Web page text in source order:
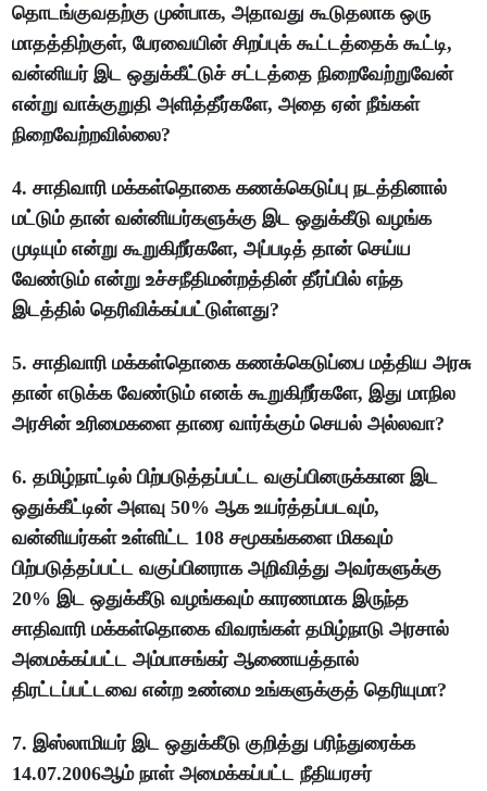
தொடங்குவதற்கு முன்பாக, அதாவது கூடுதலாக ஒரு
மாதத்திற்குள், பேரவையின் சிறப்புக் கூட்டத்தைக் கூட்டி,
வன்னியர் இட ஒதுக்கீட்டுச் சட்டத்தை நிறைவேற்றுவேன்
என்று வாக்குறுதி அளித்தீர்களே, அதை ஏன் நீங்கள்
நிறைவேற்றவில்லை?
4. சாதிவாரி மக்கள்தொகை கணக்கெடுப்பு நடத்தினால்
மட்டும் தான் வன்னியர்களுக்கு இட ஒதுக்கீடு வழங்க
முடியும் என்று கூறுகிறீர்களே, அப்படித் தான் செய்ய
வேண்டும் என்று உச்சநீதிமன்றத்தின் தீர்ப்பில் எந்த
இடத்தில் தெரிவிக்கப்பட்டுள்ளது?
5. சாதிவாரி மக்கள்தொகை கணக்கெடுப்பை மத்திய அரசு
தான் எடுக்க வேண்டும் எனக் கூறுகிறீர்களே, இது மாநில
அரசின் உரிமைகளை தாரை வார்க்கும் செயல் அல்லவா?
6. தமிழ்நாட்டில் பிற்படுத்தப்பட்ட வகுப்பினருக்கான இட
ஒதுக்கீட்டின் அளவு 50% ஆக உயர்த்தப்படவும்,
வன்னியர்கள் உள்ளிட்ட 108 சமூகங்களை மிகவும்
பிற்படுத்தப்பட்ட வகுப்பினராக அறிவித்து அவர்களுக்கு
20% இட ஒதுக்கீடு வழங்கவும் காரணமாக இருந்த
சாதிவாரி மக்கள்தொகை விவரங்கள் தமிழ்நாடு அரசால்
அமைக்கப்பட்ட அம்பாசங்கர் ஆணையத்தால்
திரட்டப்பட்டவை என்ற உண்மை உங்களுக்குத் தெரியுமா?
7. இஸ்லாமியர் இட ஒதுக்கீடு குறித்து பரிந்துரைக்க
14.07.2006ஆம் நாள் அமைக்கப்பட்ட நீதியரசர்